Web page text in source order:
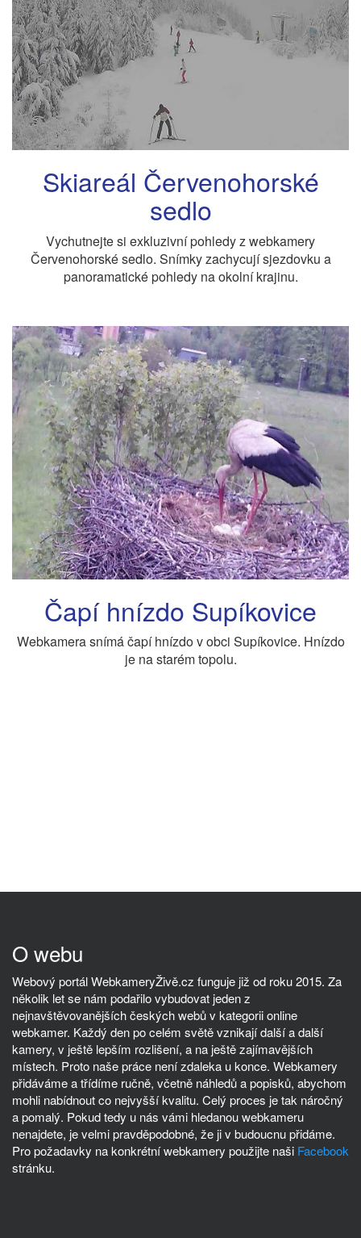
Skiareál Červenohorské
sedlo
Vychutnejte si exkluzivní pohledy z webkamery
Červenohorské sedlo. Snímky zachycují sjezdovku a
panoramatické pohledy na okolní krajinu.
Čapí hnízdo Supíkovice
Webkamera snímá čapí hnízdo v obci Supíkovice. Hnízdo
je na starém topolu.
O webu
Webový portál WebkameryŽivě.cz funguje již od roku 2015. Za
několik let se nám podařilo vybudovat jeden z
nejnavštěvovanějších českých webů v kategorii online
webkamer. Každý den po celém světě vznikají další a další
kamery, v ještě lepším rozlišení, a na ještě zajímavějších
místech. Proto naše práce není zdaleka u konce. Webkamery
přidáváme a třídíme ručně, včetně náhledů a popisků, abychom
mohli nabídnout co nejvyšší kvalitu. Celý proces je tak náročný
a pomalý. Pokud tedy u nás vámi hledanou webkameru
nenajdete, je velmi pravděpodobné, že ji v budoucnu přidáme.
Pro požadavky na konkrétní webkamery použijte naši Facebook
stránku.